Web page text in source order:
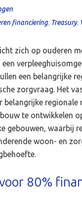
financiering, Treasury,
zich op ouderen
een belangrijke
zorgvraag. Het
belangrijke regionale
te ontwikkelen
gebouwen, waarbij
woon- en
80%